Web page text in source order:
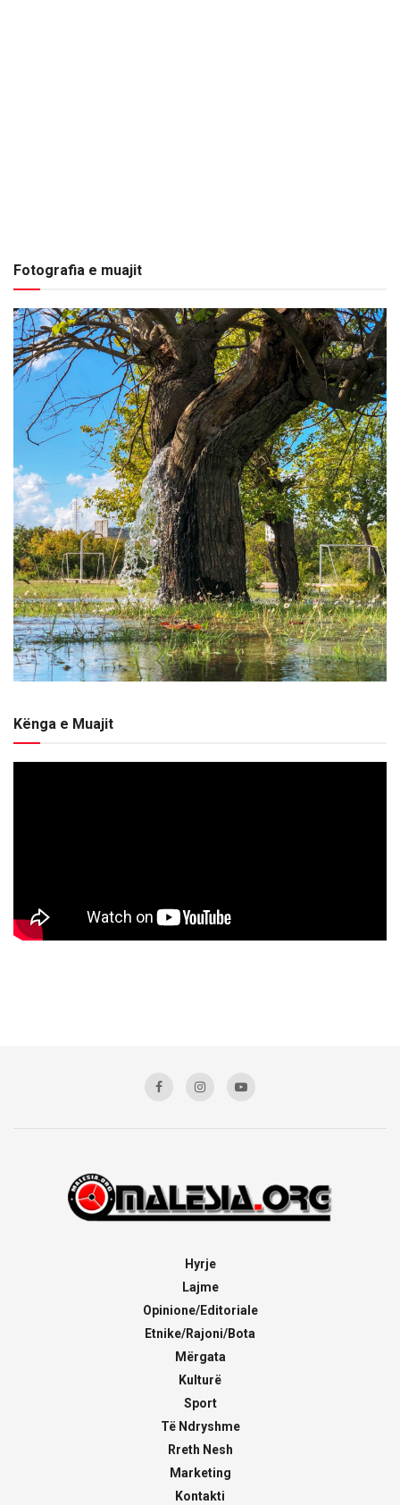
Fotografia e muajit
Kënga e Muajit
Hyrje
Lajme
Opinione/Editoriale
Etnike/Rajoni/Bota
Mërgata
Kulturë
Sport
Të Ndryshme
Rreth Nesh
Marketing
Kontakti